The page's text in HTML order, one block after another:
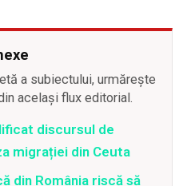
a subiectului, urmărește
același flux editorial.
discursul de
migrației din Ceuta
din România riscă să